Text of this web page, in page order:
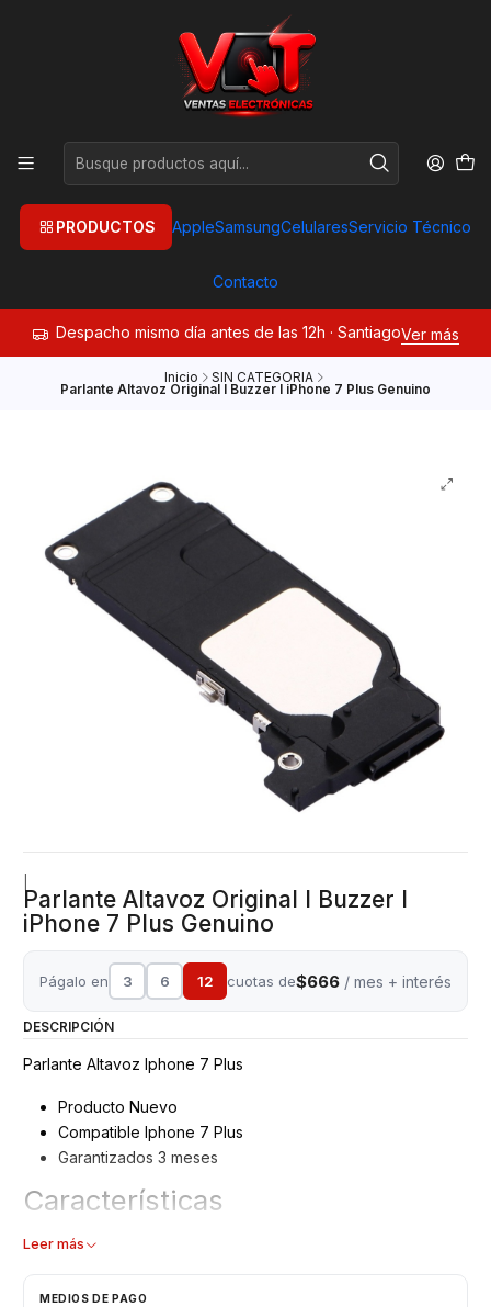
PRODUCTOS AppleSamsungCelularesServicio Técnico
Contacto
Despacho mismo día antes de las 12h · SantiagoVer más
Inicio SIN CATEGORIA
Parlante Altavoz Original I Buzzer I iPhone 7 Plus Genuino
Parlante Altavoz Original I Buzzer I
iPhone 7 Plus Genuino
Págalo en 3 6 12 cuotas de$666 / mes + interés
DESCRIPCIÓN
Parlante Altavoz Iphone 7 Plus
Producto Nuevo
Compatible Iphone 7 Plus
Garantizados 3 meses
Características
Altavoz Buzzer
Leer más
MEDIOS DE PAGO